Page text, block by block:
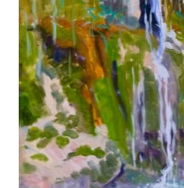
Kiss Landing
Géometrie variable
Hommage à...
Carnets de voyages
XXL
Croire avec son coeur